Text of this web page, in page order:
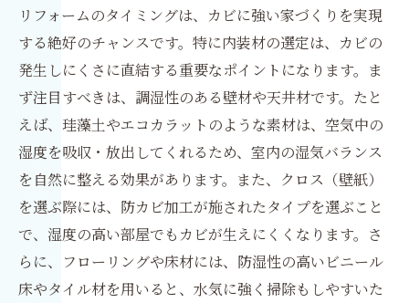
リフォームのタイミングは、カビに強い家づくりを実現
する絶好のチャンスです。特に内装材の選定は、カビの
発生しにくさに直結する重要なポイントになります。ま
ず注目すべきは、調湿性のある壁材や天井材です。たと
えば、珪藻土やエコカラットのような素材は、空気中の
湿度を吸収・放出してくれるため、室内の湿気バランス
を自然に整える効果があります。また、クロス（壁紙）
を選ぶ際には、防カビ加工が施されたタイプを選ぶこと
で、湿度の高い部屋でもカビが生えにくくなります。さ
らに、フローリングや床材には、防湿性の高いビニール
床やタイル材を用いると、水気に強く掃除もしやすいた